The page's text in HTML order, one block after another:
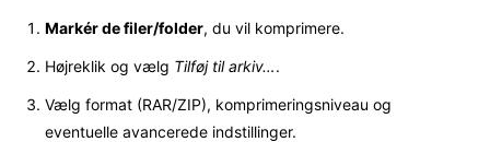
Markér de filer/folder, du vil komprimere.
Højreklik og vælg Tilføj til arkiv….
Vælg format (RAR/ZIP), komprimeringsniveau og
eventuelle avancerede indstillinger.